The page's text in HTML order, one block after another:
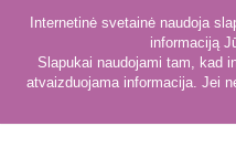
Internetinė svetainė naudoja
informaciją
Slapukai naudojami tam, kad
atvaizduojama informacija. Jei
Mineralinė vata, akmens